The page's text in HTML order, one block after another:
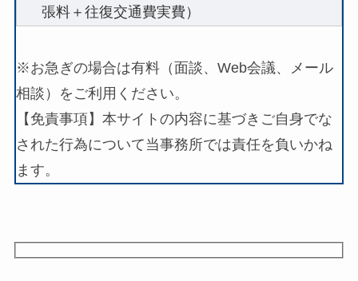
張料＋往復交通費実費）
※お急ぎの場合は有料（面談、Web会議、メール
相談）をご利用ください。
【免責事項】本サイトの内容に基づきご自身でな
された行為について当事務所では責任を負いかね
ます。